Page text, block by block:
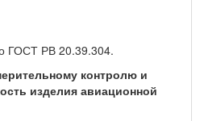
ГОСТ РВ 20.39.304.
контролю и
изделия авиационной